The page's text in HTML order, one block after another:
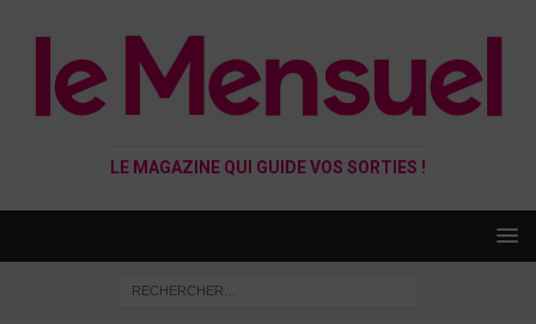
LE MAGAZINE QUI GUIDE VOS SORTIES !